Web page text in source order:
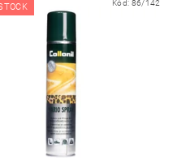
Kód: 86/142